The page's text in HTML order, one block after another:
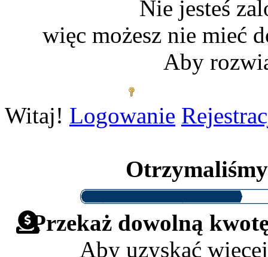
Nie jesteś
więc możesz nie mieć
Aby
Witaj! Logowanie
Przekaż dowolną
Aby uzyskać